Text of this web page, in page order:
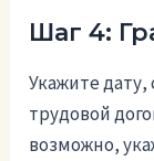
Шаг 4:
Укажите
трудовой
возможно,